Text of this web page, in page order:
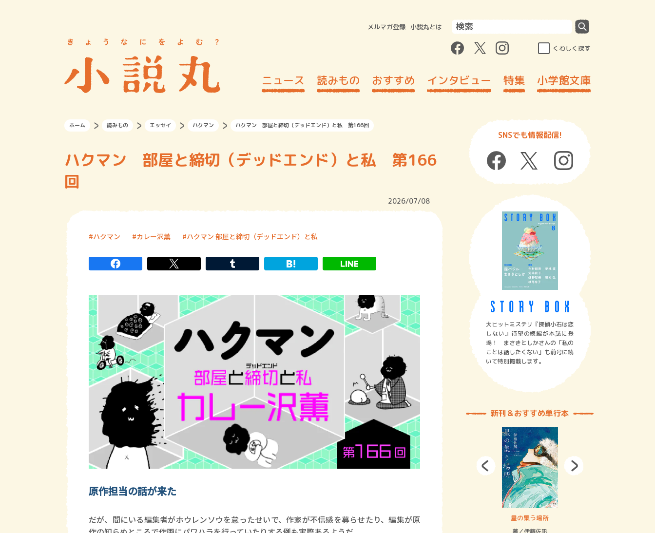
メルマガ登録 小説丸とは
くわしく探す
ニュース 読みもの おすすめ インタビュー 特集 小学館文庫
ホーム 読みもの エッセイ ハクマン ハクマン 部屋と締切（デッドエンド）と私 第166回
ハクマン 部屋と締切（デッドエンド）と私 第166
回
2026/07/08
ハクマン カレー沢薫 ハクマン 部屋と締切（デッドエンド）と私
原作担当の話が来た
だが、間にいる編集者がホウレンソウを怠ったせいで、作家が不信感を募らせたり、編集が原
SNSでも情報配信!
大ヒットミステリ『探偵小石は恋
しない』待望の続編が本誌に登
場！ まさきとしかさんの「私の
ことは話したくない」も前号に続
いて特別掲載します。
新刊＆おすすめ単行本
賞金稼ぎスリーサム！ 二重拘束の… 星の集う場所
著／伊藤佐凪